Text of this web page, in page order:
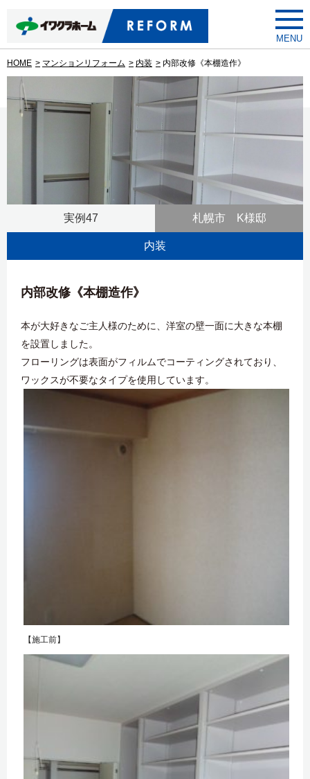
toggle
menu
HOME マンションリフォーム 内装 内部改修《本棚造作》
実例47 札幌市 K様邸
内装
内部改修《本棚造作》
本が大好きなご主人様のために、洋室の壁一面に大きな本棚
を設置しました。
フローリングは表面がフィルムでコーティングされており、
ワックスが不要なタイプを使用しています。
【施工前】